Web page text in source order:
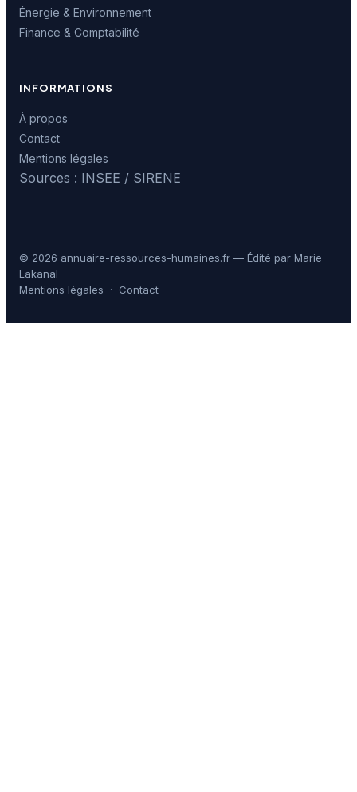
Énergie & Environnement
Finance & Comptabilité
INFORMATIONS
À propos
Contact
Mentions légales
Sources : INSEE / SIRENE
© 2026 annuaire-ressources-humaines.fr — Édité par Marie
Lakanal
Mentions légales · Contact